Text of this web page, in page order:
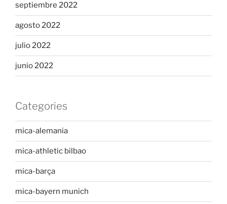
septiembre 2022
agosto 2022
julio 2022
junio 2022
Categories
mica-alemania
mica-athletic bilbao
mica-barça
mica-bayern munich